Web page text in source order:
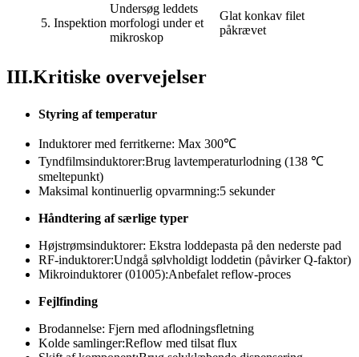
5. Inspektion
Undersøg leddets
morfologi under et
mikroskop
Glat konkav filet
påkrævet
III.Kritiske overvejelser
Styring af temperatur
Induktorer med ferritkerne: Max 300℃
Tyndfilmsinduktorer:Brug lavtemperaturlodning (138 ℃
smeltepunkt)
Maksimal kontinuerlig opvarmning:5 sekunder
Håndtering af særlige typer
Højstrømsinduktorer: Ekstra loddepasta på den nederste pad
RF-induktorer:Undgå sølvholdigt loddetin (påvirker Q-faktor)
Mikroinduktorer (01005):Anbefalet reflow-proces
Fejlfinding
Brodannelse: Fjern med aflodningsfletning
Kolde samlinger:Reflow med tilsat flux